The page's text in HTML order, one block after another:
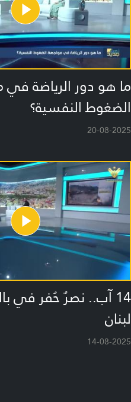
ما هو دور الرياضة في
الضغوط النفسية؟
20-08-2025
14 آب.. نصرٌ حُفر في
لبنان
14-08-2025